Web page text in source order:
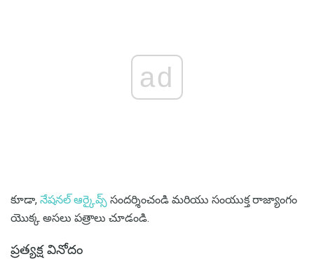
ad
కూడా, నేషనల్ ఆర్కైవ్స్ సందర్శించండి మరియు సంయుక్త రాజ్యాంగం
యొక్క అసలు పత్రాలు చూడండి.
ప్రత్యక్ష వినోదం